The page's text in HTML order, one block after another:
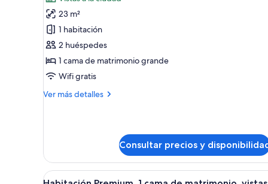
club,
vistas
la
fotos
de
Habitación
Deluxe,
1
cama
matrimonio
personas
con
23 m²
1 habitación
2 huéspedes
1 cama de matrimonio grande
Wifi gratis
Ver más detalles
Más
cama
de
matrimonio
Consultar precios y
Abrir
Habitación de hotel con
2